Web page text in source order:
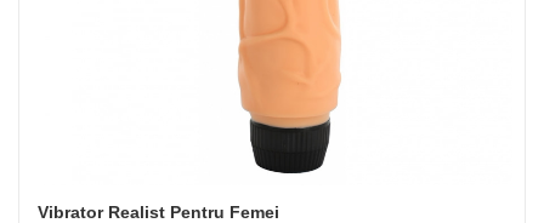
Vibrator Realist Pentru Femei